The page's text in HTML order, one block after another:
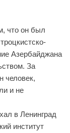
что он был
Азербайджана
За
человек,
и не
в Ленинград
институт